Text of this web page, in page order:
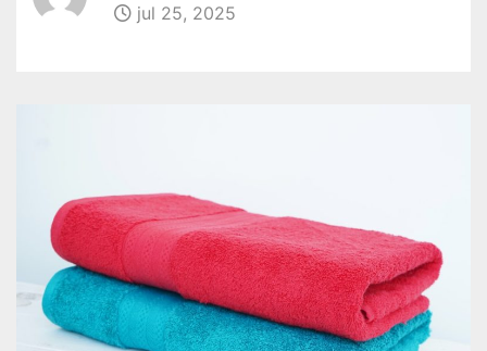
jul 25, 2025